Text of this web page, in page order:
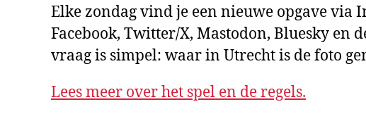
Elke zondag vind je een nieuwe opgave via
Facebook, Twitter/X, Mastodon, Bluesky en
vraag is simpel: waar in Utrecht is de foto
Lees meer over het spel en de regels.